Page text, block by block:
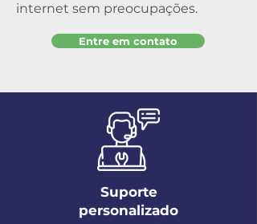
internet sem preocupações.
Entre em contato
Suporte
personalizado